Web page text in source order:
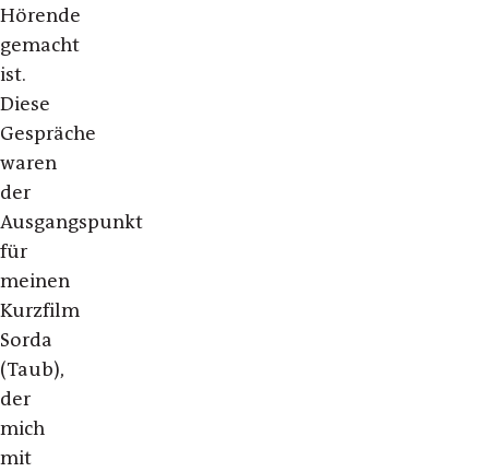
Hörende
gemacht
ist.
Diese
Gespräche
waren
der
Ausgangspunkt
für
meinen
Kurzfilm
Sorda
(Taub),
der
mich
mit